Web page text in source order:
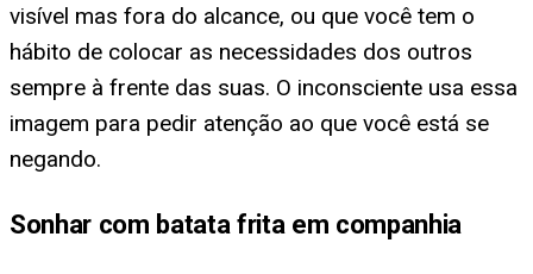
visível mas fora do alcance, ou que você tem o
hábito de colocar as necessidades dos outros
sempre à frente das suas. O inconsciente usa essa
imagem para pedir atenção ao que você está se
negando.
Sonhar com batata frita em companhia